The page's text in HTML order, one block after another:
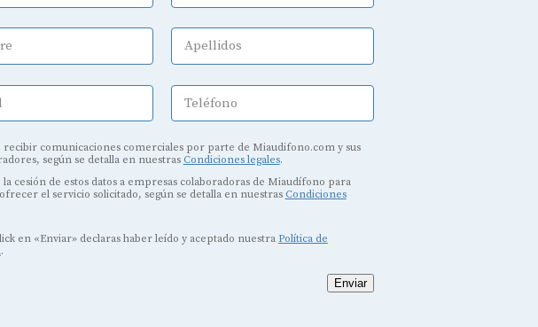
Apellidos
Teléfono
recibir comunicaciones comerciales por parte de Miaudifono.com y sus
según se detalla en nuestras Condiciones legales.
cesión de estos datos a empresas colaboradoras de Miaudífono para
el servicio solicitado, según se detalla en nuestras Condiciones
en «Enviar» declaras haber leído y aceptado nuestraPolítica de
.
Enviar